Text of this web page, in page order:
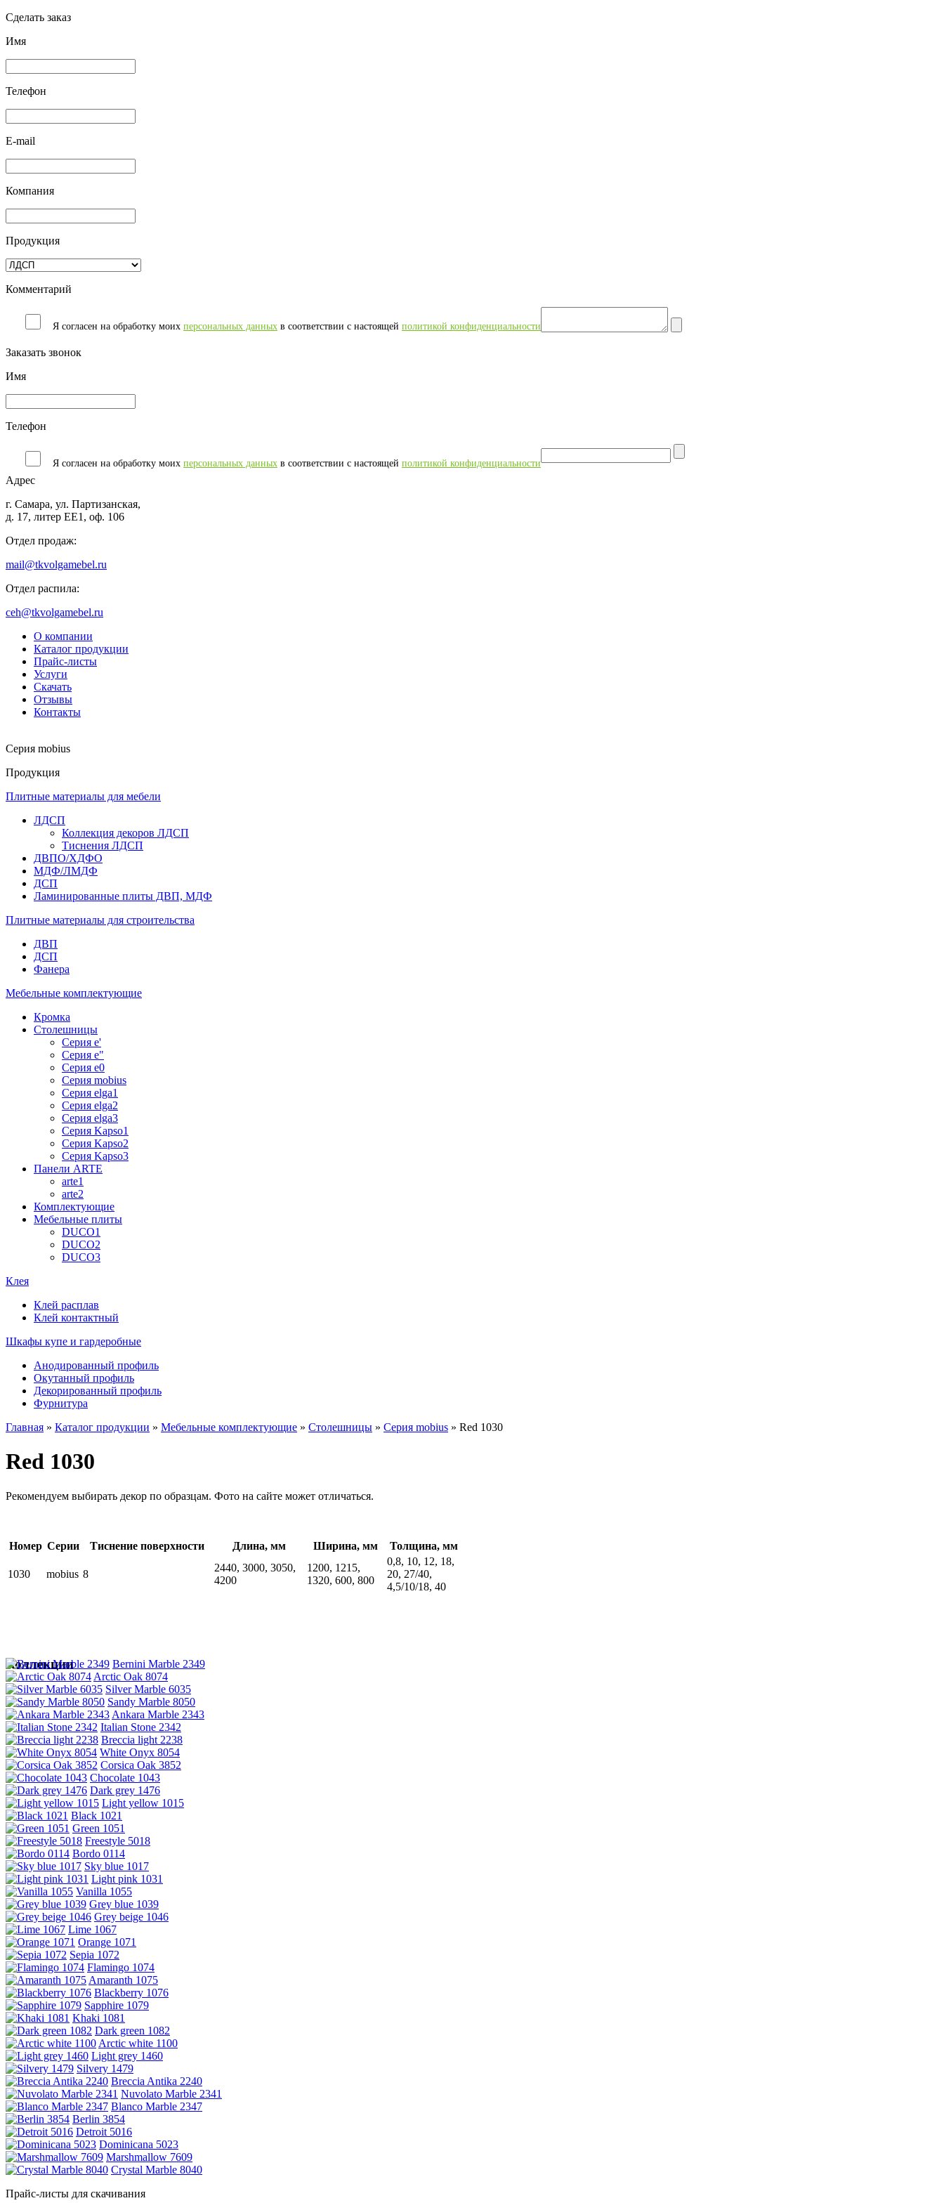
Сделать заказ
Имя
Телефон
E-mail
Компания
Продукция
Комментарий
Я согласен на обработку моих персональных данных в соответствии с настоящей политикой конфиденциальности
Заказать звонок
Имя
Телефон
Я согласен на обработку моих персональных данных в соответствии с настоящей политикой конфиденциальности
Адрес
г. Самара, ул. Партизанская,
д. 17, литер ЕЕ1, оф. 106
Отдел продаж:
mail@tkvolgamebel.ru
Отдел распила:
ceh@tkvolgamebel.ru
О компании
Каталог продукции
Прайс-листы
Услуги
Скачать
Отзывы
Контакты
Серия mobius
Продукция
Плитные материалы для мебели
ЛДСП
Коллекция декоров ЛДСП
Тиснения ЛДСП
ДВПО/ХДФО
МДФ/ЛМДФ
ДСП
Ламинированные плиты ДВП, МДФ
Плитные материалы для строительства
ДВП
ДСП
Фанера
Мебельные комплектующие
Кромка
Столешницы
Серия e'
Серия e"
Серия e0
Серия mobius
Серия elga1
Серия elga2
Серия elga3
Серия Kapso1
Серия Kapso2
Серия Kapso3
Панели ARTE
arte1
arte2
Комплектующие
Мебельные плиты
DUCO1
DUCO2
DUCO3
Клея
Клей расплав
Клей контактный
Шкафы купе и гардеробные
Анодированный профиль
Окутанный профиль
Декорированный профиль
Фурнитура
Главная » Каталог продукции » Мебельные комплектующие » Столешницы » Серия mobius » Red 1030
Red 1030
Рекомендуем выбирать декор по образцам. Фото на сайте может отличаться.
Номер Серии Тиснение поверхности Длина, мм Ширина, мм Толщина, мм
1030 mobius 8
2440, 3000, 3050,
4200
1200, 1215,
1320, 600, 800
0,8, 10, 12, 18,
20, 27/40,
4,5/10/18, 40
Коллекции
Bernini Marble 2349
Arctic Oak 8074
Silver Marble 6035
Sandy Marble 8050
Ankara Marble 2343
Italian Stone 2342
Breccia light 2238
White Onyx 8054
Corsica Oak 3852
Chocolate 1043
Dark grey 1476
Light yellow 1015
Black 1021
Green 1051
Freestyle 5018
Bordo 0114
Sky blue 1017
Light pink 1031
Vanilla 1055
Grey blue 1039
Grey beige 1046
Lime 1067
Orange 1071
Sepia 1072
Flamingo 1074
Amaranth 1075
Blackberry 1076
Sapphire 1079
Khaki 1081
Dark green 1082
Arctic white 1100
Light grey 1460
Silvery 1479
Breccia Antika 2240
Nuvolato Marble 2341
Blanco Marble 2347
Berlin 3854
Detroit 5016
Dominicana 5023
Marshmallow 7609
Crystal Marble 8040
Прайс-листы для скачивания